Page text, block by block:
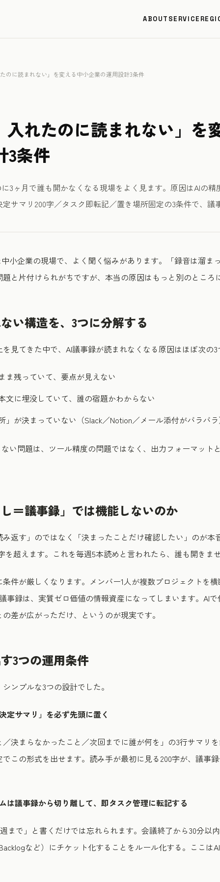
ABOUT SERVICE
のに読まれない」を変える中小企業の運用設計3条件
入れたのに読まれない」を
3条件
3ヶ月で誰も開かなくなる現場をよく見ます。原因はAIの
サマリ200字／タスク即転記／置き場所固定の3条件で、議
小企業の現場で、よく聞く悩みがあります。「録音は溜ま
と片付けられがちですが、本当の原因はもっと別のところ
い構造を、3つに分解する
見てきた中で、AI議事録が読まれなくなる原因はほぼ次の
ま残っていて、要点が見えない
文に埋没していて、誰の宿題かわからない
」が決まっていない（Slack／Notion／メール添付がバラバ
い問題は、ツール精度の問題ではなく、出力フォーマット
＝議事録」では機能しないのか
返す」のではなく「決まったことだけ確認したい」のが本
を超えます。これを毎週5本読めと言われたら、誰も開きま
件が厳しくなります。メンバー1人が複数プロジェクトを
事録は、実質ゼロ価値の情報資産になってしまいます。AI
差が広がっただけ、というのが現実です。
3つの運用条件
ンプルな3つの設計でした。
定サマリ」を必ず先頭に置く
決まらなかったこと／次回までに誰が何を」の3行サマリ
この形式を出せます。読み手が最初に見る200字が、議事
は議事録から切り離して、即タスク管理に転記する
まで」と書くだけでは忘れられます。会議終了から30分以
など）にチケット化することをルール化する。ここは